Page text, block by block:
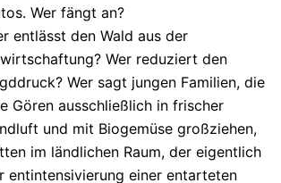
Wer fängt an?
entlässt den Wald aus der
Wer reduziert den
Wer sagt jungen Familien, die
Gören ausschließlich in frischer
und mit Biogemüse großziehen,
im ländlichen Raum, der eigentlich
entintensivierung einer entarteten